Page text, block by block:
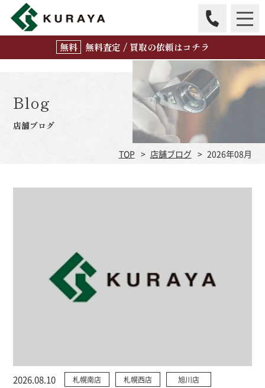
無料査定 / 買取の依頼はコチラ
Blog
店舗ブログ
TOP 店舗ブログ 2026年08月
2026.08.10 札幌南店 札幌西店 旭川店